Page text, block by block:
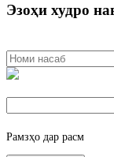
Эзоҳи худро
Рамзҳо дар расм